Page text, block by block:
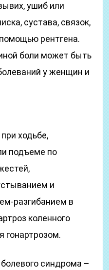
ушиб или
сустава, связок,
рентгена.
боли может быть
у женщин и
ходьбе,
подъеме по
и
разгибанием в
коленного
гонартрозом.
синдрома –